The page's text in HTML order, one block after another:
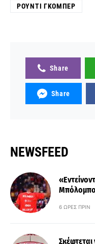
ΡΟΎΝΤΙ ΓΚΟΜΠΈΡ
Share
Share
NEWSFEED
6 ΏΡΕΣ ΠΡΙΝ